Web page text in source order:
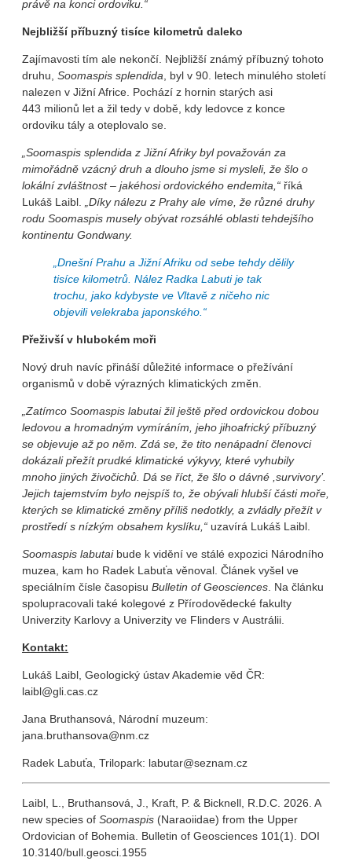
právě na konci ordoviku.“
Nejbližší příbuzný tisíce kilometrů daleko
Zajímavosti tím ale nekončí. Nejbližší známý příbuzný tohoto
druhu, Soomaspis splendida, byl v 90. letech minulého století
nalezen v Jižní Africe. Pochází z hornin starých asi
443 milionů let a žil tedy v době, kdy ledovce z konce
ordoviku tály a oteplovalo se.
„Soomaspis splendida z Jižní Afriky byl považován za
mimořádně vzácný druh a dlouho jsme si mysleli, že šlo o
lokální zvláštnost – jakéhosi ordovického endemita,“ říká
Lukáš Laibl. „Díky nálezu z Prahy ale víme, že různé druhy
rodu Soomaspis musely obývat rozsáhlé oblasti tehdejšího
kontinentu Gondwany.
„Dnešní Prahu a Jižní Afriku od sebe tehdy dělily
tisíce kilometrů. Nález Radka Labuti je tak
trochu, jako kdybyste ve Vltavě z ničeho nic
objevili velekraba japonského.“
Přeživší v hlubokém moři
Nový druh navíc přináší důležité informace o přežívání
organismů v době výrazných klimatických změn.
„Zatímco Soomaspis labutaižil ještě před ordovickou dobou
ledovou a hromadným vymíráním, jeho jihoafrický příbuzný
se objevuje až po něm. Zdá se, že tito nenápadní členovci
dokázali přežít prudké klimatické výkyvy, které vyhubily
mnoho jiných živočichů. Dá se říct, že šlo o dávné ,survivory’.
Jejich tajemstvím bylo nejspíš to, že obývali hlubší části moře,
kterých se klimatické změny příliš nedotkly, a zvládly přežít v
prostředí s nízkým obsahem kyslíku,“ uzavírá Lukáš Laibl.
Soomaspis labutaibude k vidění ve stálé expozici Národního
muzea, kam ho Radek Labuťa věnoval. Článek vyšel ve
speciálním čísle časopisu Bulletin of Geosciences. Na článku
spolupracovali také kolegové z Přírodovědecké fakulty
Univerzity Karlovy a Univerzity ve Flinders v Austrálii.
Kontakt:
Lukáš Laibl, Geologický ústav Akademie věd ČR:
laibl@gli.cas.cz
Jana Bruthansová, Národní muzeum:
jana.bruthansova@nm.cz
Radek Labuťa, Trilopark: labutar@seznam.cz
Laibl, L., Bruthansová, J., Kraft, P. & Bicknell, R.D.C. 2026. A
new species of Soomaspis (Naraoiidae) from the Upper
Ordovician of Bohemia. Bulletin of Geosciences 101(1). DOI
10.3140/bull.geosci.1955